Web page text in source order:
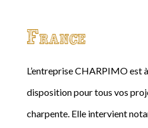
France
L’entreprise CHARPIMO est
disposition pour tous vos
charpente. Elle intervient